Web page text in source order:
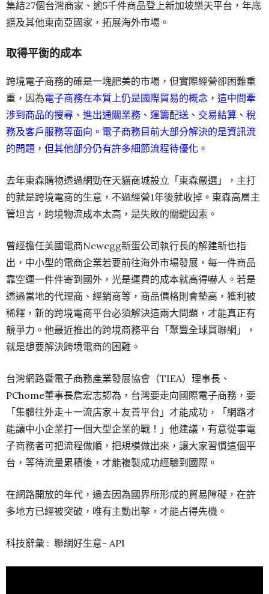
集結27個台灣商家、逾5千件商品登上新加坡樂天平台，年底
擴及其他東南亞國家，拓展海外市場。
取得平衡的成本
跨境電子商務的確是一塊肥美的市場，但實際經營卻困難重
重，因為電子商務在本質上仍是國際貿易的概念，這中間牽
涉到商品的搜尋、進出通關業務、運籌配送、交易結算、稅
務及客戶服務等面向。電子商務目前大部分解決的是資訊流
的問題，但其他部分仍有許多細節流程待優化。
去年東森購物透過網勁在天貓商城設立「東森嚴選」，主打
的就是跨境電商的生意，不過經營1年後就收掉。東森高層主
管坦言，跨境物流成本太高，是失敗的關鍵因素。
曾經擔任美國電商Newegg新蛋公司執行長的解建新也指
出，中小型的電商企業若要前往海外市場發展，每一件商品
靠空運一件件寄到國外，光是運費的成本就高得嚇人。若是
透過當地的代理商、經銷商等，商品價格則會墊高，獲利被
稀釋，新的跨境電商平台必須解決這兩大問題，才能真正有
競爭力。他最近推出的跨境商務平台「聚豐全球貿聯網」，
就是想要解決跨境電商的困難。
台灣網路暨電子商務產業發展協會（TIEA）理事長、
PChome董事長詹宏志認為，台灣要走向國際電子商務，要
「集體往外走＋一流店家＋友善平台」才能成功，「網路才
能讓中小企業打一個大型企業的戰！」他建議，有意從事電
子商務者可把流程做順，把規模做出來，讓大家習慣這個平
台，等待流量累積後，才能複製成功經驗到國際。
在網路開放的年代，過去因為國界所形成的貿易障礙，在許
多地方已經被突破，唯有主動出擊，才能占得先機。
科技辭彙 : 聯網好生意- API